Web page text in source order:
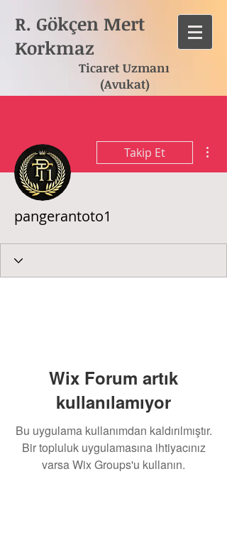
R. Gökçen Mert
Korkmaz
Ticaret Uzmanı
(Avukat)
Takip Et
pangerantoto1
Wix Forum artık
kullanılamıyor
Bu uygulama kullanımdan kaldırılmıştır.
Bir topluluk uygulamasına ihtiyacınız
varsa Wix Groups'u kullanın.